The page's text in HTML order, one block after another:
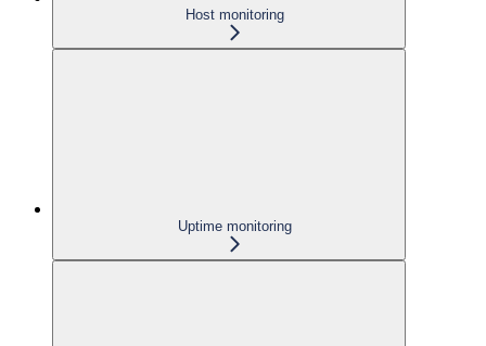
Host monitoring
Uptime monitoring